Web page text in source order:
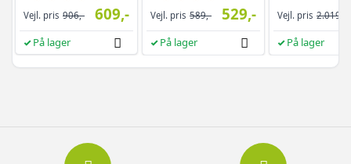
Vejl. pris 906,- 609,-
På lager
Vejl. pris 589,- 529,-
På lager
helkropsspejl, 3
hvid/greige
Vejl. pris 2.019,-
På lager